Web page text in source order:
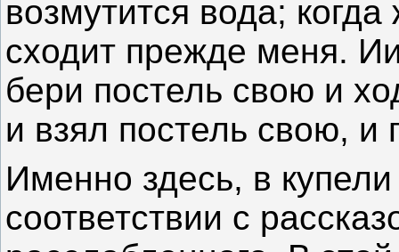
возмутится вода;
сходит прежде меня.
бери постель свою и
и взял постель свою, и
Именно здесь, в
соответствии с